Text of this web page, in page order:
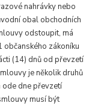
nahrávky nebo
obal obchodních
odstoupit, má
zákoníku
(14) dnů od převzetí
je několik druhů
ode dne převzetí
musí být